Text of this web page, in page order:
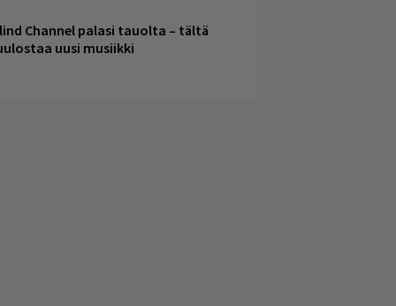
Channel palasi tauolta – tältä
uusi musiikki